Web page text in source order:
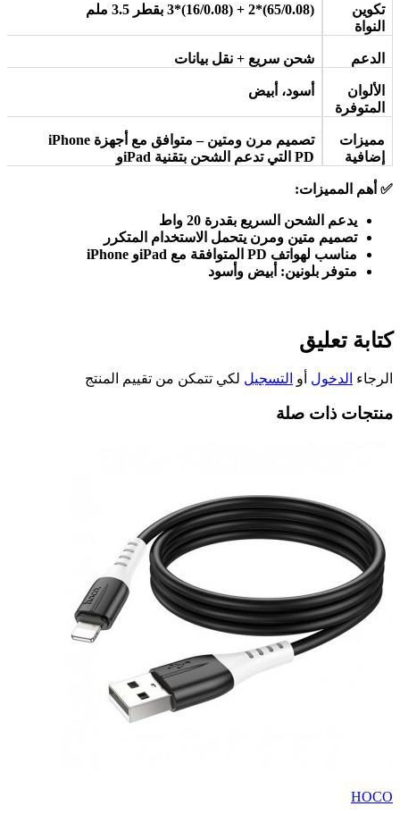
تكوين
النواة
(65/0.08)*2 + (16/0.08)*3 بقطر 3.5 ملم
الدعم شحن سريع + نقل بيانات
الألوان
المتوفرة
أسود، أبيض
مميزات
إضافية
تصميم مرن ومتين – متوافق مع أجهزة
وiPad التي تدعم الشحن بتقنية PD
✅ أهم المميزات:
يدعم الشحن السريع بقدرة 20 واط
تصميم متين ومرن يتحمل الاستخدام المتكرر
مناسب لهواتف
وiPad المتوافقة مع PD
متوفر بلونين: أبيض وأسود
كتابة تعليق
الرجاء الدخول أو التسجيل لكي تتمكن من تقييم المنتج
منتجات ذات صلة
HOCO